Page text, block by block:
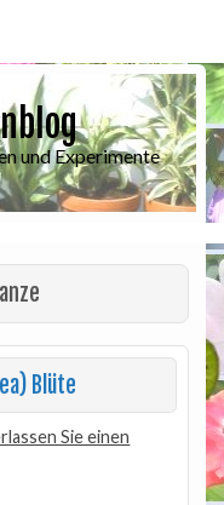
und Experimente
Blüte
Sie einen